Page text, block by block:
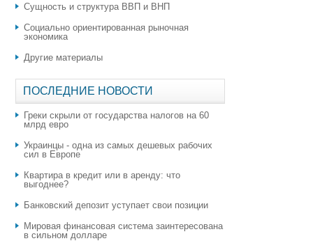
Сущность и структура ВВП и ВНП
Социально ориентированная рыночная
экономика
Другие материалы
ПОСЛЕДНИЕ НОВОСТИ
Греки скрыли от государства налогов на 60
млрд евро
Украинцы - одна из самых дешевых рабочих
сил в Европе
Квартира в кредит или в аренду: что
выгоднее?
​Банковский депозит уступает свои позиции
Мировая финансовая система заинтересована
в сильном долларе